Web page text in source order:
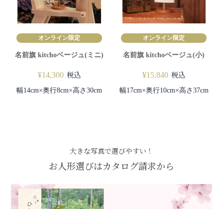
オンライン限定
名前旗 kitchoベージュ(ミニ)
¥14,300 税込
幅14cm×奥行8cm×高さ30cm
オンライン限定
名前旗 kitchoベージュ(小)
¥15,840 税込
幅17cm×奥行10cm×高さ37cm
大きな写真で選びやすい！
お人形選びはカタログ請求から